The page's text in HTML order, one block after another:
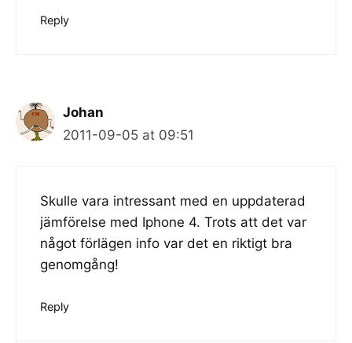
Reply
Johan
2011-09-05 at 09:51
Skulle vara intressant med en uppdaterad
jämförelse med Iphone 4. Trots att det var
något förlägen info var det en riktigt bra
genomgång!
Reply